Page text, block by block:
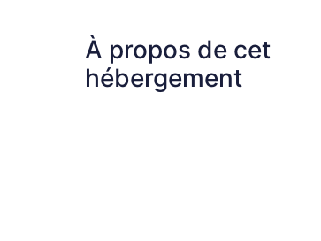
À propos de cet
hébergement